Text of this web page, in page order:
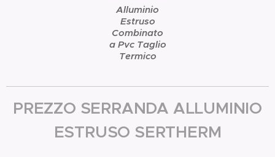
Alluminio
Estruso
Combinato
a Pvc Taglio
Termico
PREZZO SERRANDA ALLUMINIO
ESTRUSO SERTHERM